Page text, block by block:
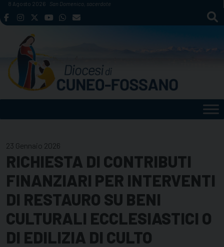
Skip
to
8 Agosto 2026 San Domenico, sacerdote
23 Gennaio 2026
RICHIESTA DI CONTRIBUTI
FINANZIARI PER INTERVENTI
DI RESTAURO SU BENI
CULTURALI ECCLESIASTICI O
DI EDILIZIA DI CULTO